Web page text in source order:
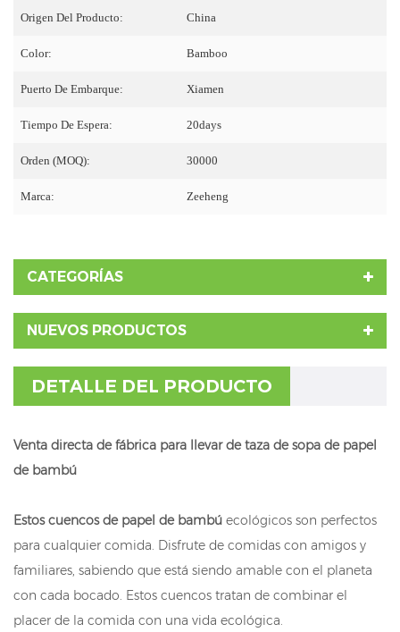
Origen Del Producto: China
Color: Bamboo
Puerto De Embarque: Xiamen
Tiempo De Espera: 20days
Orden (MOQ): 30000
Marca: Zeeheng
CATEGORÍAS
NUEVOS PRODUCTOS
DETALLE DEL PRODUCTO
Venta directa de fábrica para llevar de taza de sopa de papel
de bambú
Estos cuencos de papel de bambú ecológicos son perfectos
para cualquier comida. Disfrute de comidas con amigos y
familiares, sabiendo que está siendo amable con el planeta
con cada bocado. Estos cuencos tratan de combinar el
placer de la comida con una vida ecológica.